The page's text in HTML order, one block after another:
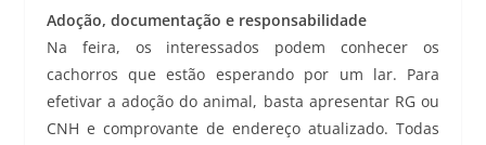
Adoção, documentação e responsabilidade
Na feira, os interessados podem conhecer os
cachorros que estão esperando por um lar. Para
efetivar a adoção do animal, basta apresentar RG ou
CNH e comprovante de endereço atualizado. Todas